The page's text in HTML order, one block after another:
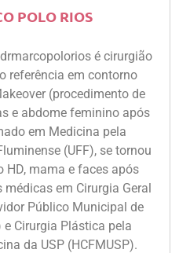
POLO RIOS
é cirurgião
referência em contorno
(procedimento de
e abdome feminino após
em Medicina pela
(UFF), se tornou
HD, mama e faces após
em Cirurgia Geral
Público Municipal de
Cirurgia Plástica pela
da USP (HCFMUSP).